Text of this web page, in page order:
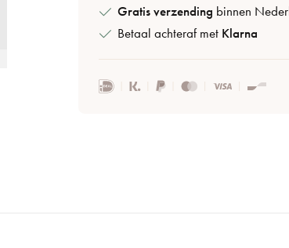
Gratis verzending binnen
Betaal achteraf met Klarna